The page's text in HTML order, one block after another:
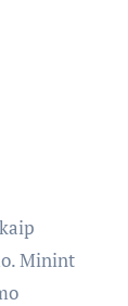
Minint